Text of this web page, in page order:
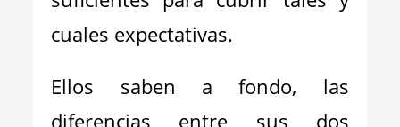
cuales expectativas.
Ellos saben a fondo, las
diferencias entre sus dos